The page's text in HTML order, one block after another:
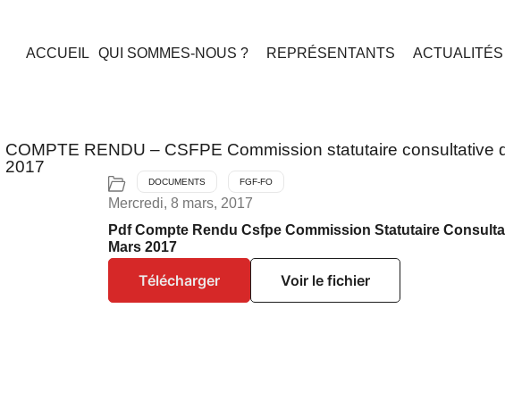
ACCUEIL QUI SOMMES-NOUS ? REPRÉSENTANTS ACTUALITÉS
COMPTE RENDU – CSFPE Commission statutaire consultative
2017
DOCUMENTS FGF-FO
Mercredi, 8 mars, 2017
Pdf Compte Rendu Csfpe Commission Statutaire
Mars 2017
Télécharger Voir le fichier